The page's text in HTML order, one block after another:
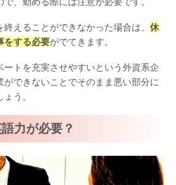
えることができなかった場合は、 休
をする必要がでてきます。
ートを充実させやすいという外資系企
ができないことでそのまま悪い部分に
う。
力が必要？